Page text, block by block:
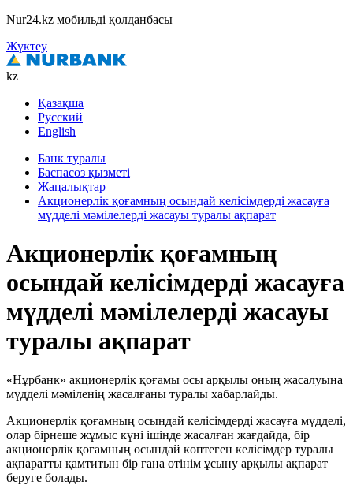
Nur24.kz мобильді қолданбасы
Жүктеу
kz
Қазақша
Русский
English
Банк туралы
Баспасөз қызметі
Жаңалықтар
Акционерлік қоғамның осындай келісімдерді жасауға
мүдделі мәмілелерді жасауы туралы ақпарат
Акционерлік қоғамның
осындай келісімдерді жасауға
мүдделі мәмілелерді жасауы
туралы ақпарат
«Нұрбанк» акционерлік қоғамы осы арқылы оның жасалуына
мүдделі мәміленің жасалғаны туралы хабарлайды.
Акционерлік қоғамның осындай келісімдерді жасауға мүдделі,
олар бірнеше жұмыс күні ішінде жасалған жағдайда, бір
акционерлік қоғамның осындай көптеген келісімдер туралы
ақпаратты қамтитын бір ғана өтінім ұсыну арқылы ақпарат
беруге болады.